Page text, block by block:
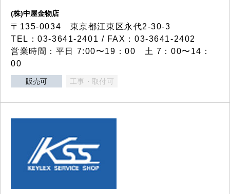
(株)中屋金物店
〒135-0034 東京都江東区永代2-30-3
TEL：03-3641-2401 / FAX：03-3641-2402
営業時間：平日 7:00〜19：00 土 7：00〜14：
00
販売可 工事・取付可